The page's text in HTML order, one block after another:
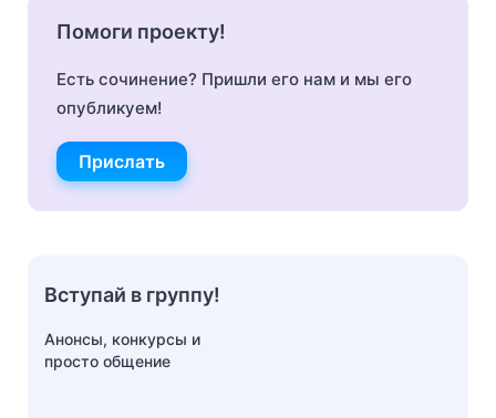
Помоги проекту!
Есть сочинение? Пришли его нам и мы его
опубликуем!
Прислать
Вступай в группу!
Анонсы, конкурсы и
просто общение